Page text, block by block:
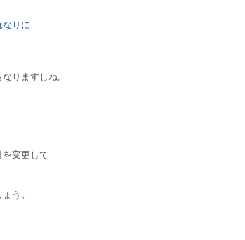
なりに
りますしね。
変更して
う。